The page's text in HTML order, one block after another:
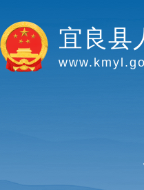
宜良县